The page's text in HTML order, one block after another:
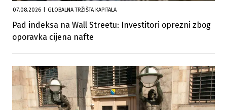
07.08.2026 GLOBALNA TRŽIŠTA KAPITALA
Pad indeksa na Wall Streetu: Investitori oprezni zbog
oporavka cijena nafte